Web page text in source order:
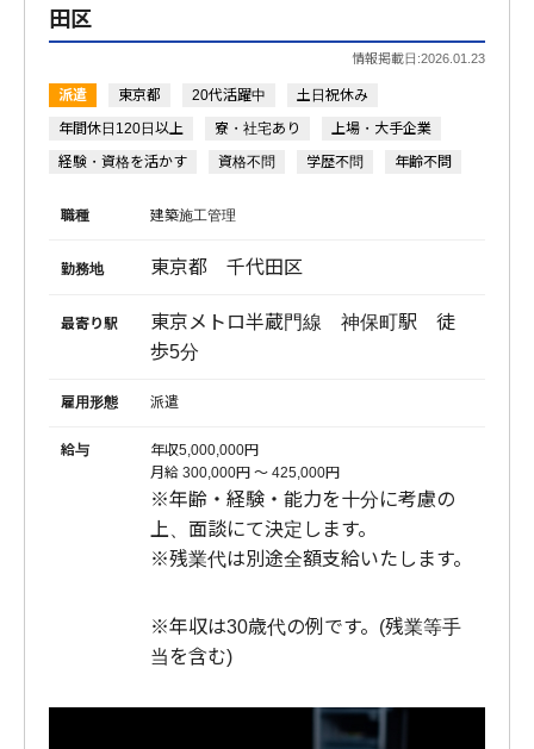
田区
情報掲載日:2026.01.23
派遣 東京都 20代活躍中
土日祝休み
年間休日120日以上
寮・社宅あり
上場・大手企業
経験・資格を活かす
資格不問 学歴不問 年齢不問
職種 建築施工管理
勤務地 東京都 千代田区
最寄り駅
東京メトロ半蔵門線 神保町駅 徒
歩5分
雇用形態 派遣
給与
年収5,000,000円
月給 300,000円 〜 425,000円
※年齢・経験・能力を十分に考慮の
上、面談にて決定します。
※残業代は別途全額支給いたします。
※年収は30歳代の例です。(残業等手
当を含む)